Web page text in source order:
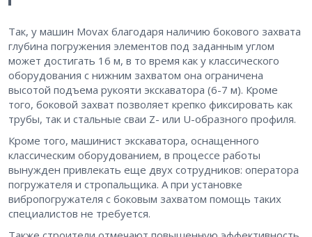
Так, у машин Movax благодаря наличию бокового захвата
глубина погружения элементов под заданным углом
может достигать 16 м, в то время как у классического
оборудования с нижним захватом она ограничена
высотой подъема рукояти экскаватора (6-7 м). Кроме
того, боковой захват позволяет крепко фиксировать как
трубы, так и стальные сваи Z- или U-образного профиля.
Кроме того, машинист экскаватора, оснащенного
классическим оборудованием, в процессе работы
вынужден привлекать еще двух сотрудников: оператора
погружателя и стропальщика. А при установке
вибропогружателя с боковым захватом помощь таких
специалистов не требуется.